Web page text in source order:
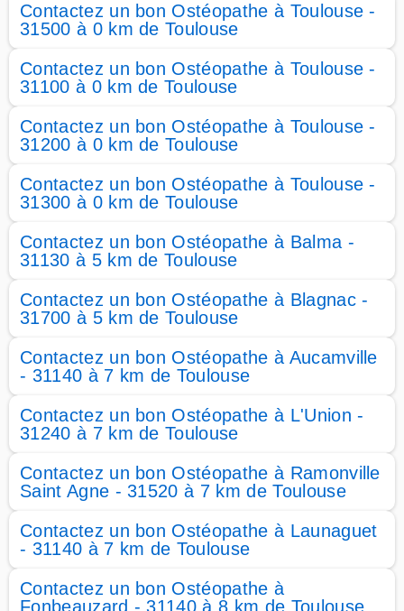
Contactez un bon Ostéopathe à Toulouse -
31500 à 0 km de Toulouse
Contactez un bon Ostéopathe à Toulouse -
31100 à 0 km de Toulouse
Contactez un bon Ostéopathe à Toulouse -
31200 à 0 km de Toulouse
Contactez un bon Ostéopathe à Toulouse -
31300 à 0 km de Toulouse
Contactez un bon Ostéopathe à Balma -
31130 à 5 km de Toulouse
Contactez un bon Ostéopathe à Blagnac -
31700 à 5 km de Toulouse
Contactez un bon Ostéopathe à Aucamville
- 31140 à 7 km de Toulouse
Contactez un bon Ostéopathe à L'Union -
31240 à 7 km de Toulouse
Contactez un bon Ostéopathe à Ramonville
Saint Agne - 31520 à 7 km de Toulouse
Contactez un bon Ostéopathe à Launaguet
- 31140 à 7 km de Toulouse
Contactez un bon Ostéopathe à
Fonbeauzard - 31140 à 8 km de Toulouse